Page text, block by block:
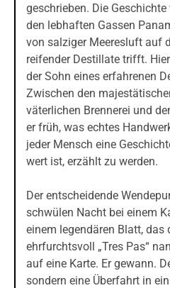
geschrieben. Die
den lebhaften Gassen
von salziger Meeresluft auf
reifender Destillate trifft.
der Sohn eines erfahrenen
Zwischen den
väterlichen Brennerei und
er früh, was echtes
jeder Mensch eine
wert ist, erzählt zu werden.
Der entscheidende
schwülen Nacht bei einem
einem legendären Blatt, das
ehrfurchtsvoll „Tres Pas“
auf eine Karte. Er gewann.
sondern eine Überfahrt in